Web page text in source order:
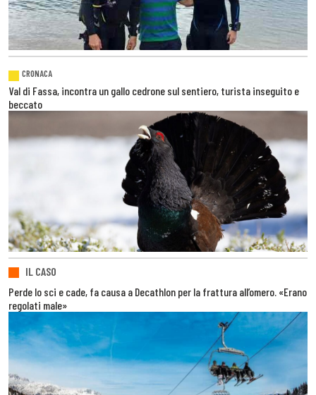
CRONACA
Val di Fassa, incontra un gallo cedrone sul sentiero, turista inseguito e
beccato
IL CASO
Perde lo sci e cade, fa causa a Decathlon per la frattura all’omero. «Erano
regolati male»